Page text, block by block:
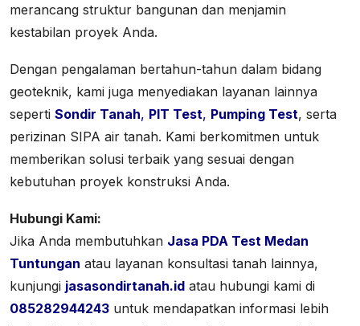
merancang struktur bangunan dan menjamin
kestabilan proyek Anda.
Dengan pengalaman bertahun-tahun dalam bidang
geoteknik, kami juga menyediakan layanan lainnya
seperti Sondir Tanah, PIT Test, Pumping Test, serta
perizinan SIPA air tanah. Kami berkomitmen untuk
memberikan solusi terbaik yang sesuai dengan
kebutuhan proyek konstruksi Anda.
Hubungi Kami:
Jika Anda membutuhkan Jasa PDA Test Medan
Tuntungan atau layanan konsultasi tanah lainnya,
kunjungi jasasondirtanah.id atau hubungi kami di
085282944243 untuk mendapatkan informasi lebih